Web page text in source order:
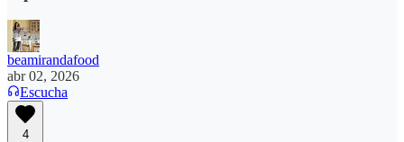
beamirandafood
abr 02, 2026
Escucha
4